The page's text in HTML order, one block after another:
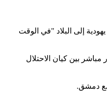
إلى البلاد "في الوقت
بين كيان الاحتلال
مع دمشق.